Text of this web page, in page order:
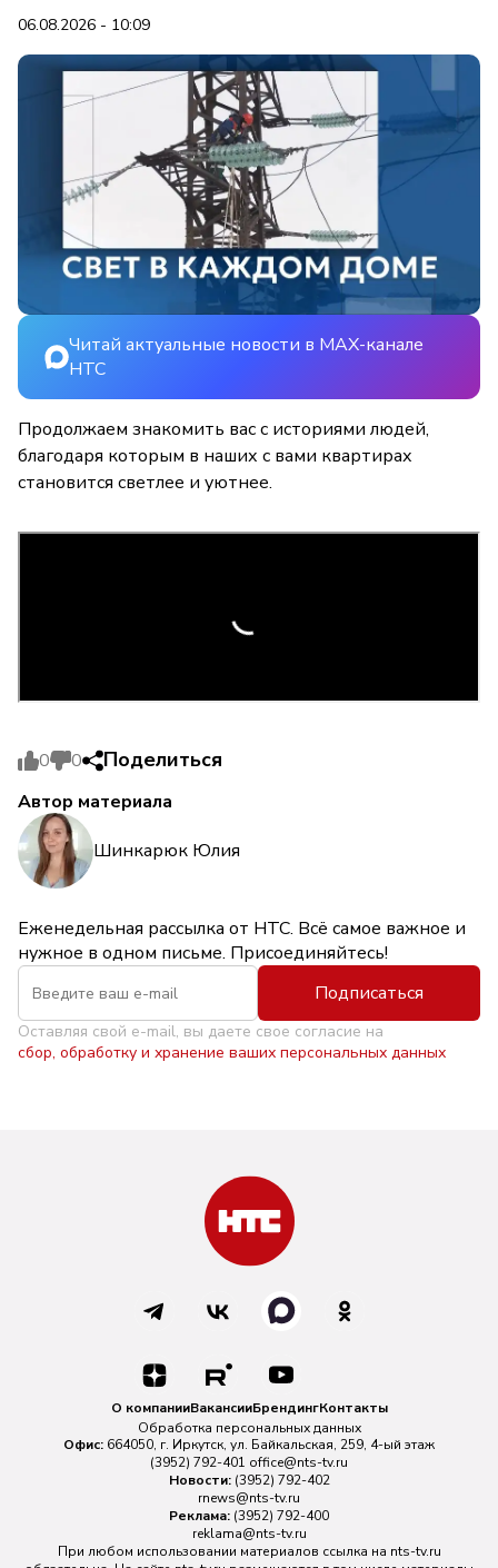
06.08.2026 - 10:09
Читай актуальные новости в MAX-канале
НТС
Продолжаем знакомить вас с историями людей,
благодаря которым в наших с вами квартирах
становится светлее и уютнее.
0 0 Поделиться
Автор материала
Шинкарюк Юлия
Еженедельная рассылка от НТС. Всё самое важное и
нужное в одном письме. Присоединяйтесь!
Подписаться
Оставляя свой e-mail, вы даете свое согласие на
сбор, обработку и хранение ваших персональных данных
О компанииВакансииБрендингКонтакты
Обработка персональных данных
Офис: 664050, г. Иркутск, ул. Байкальская, 259, 4-ый этаж
(3952) 792-401 office@nts-tv.ru
Новости: (3952) 792-402
rnews@nts-tv.ru
Реклама: (3952) 792-400
reklama@nts-tv.ru
При любом использовании материалов ссылка на nts-tv.ru